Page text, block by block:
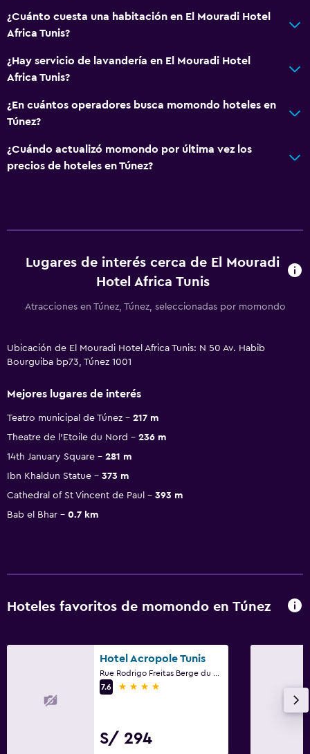
¿Cuánto cuesta una habitación en El Mouradi Hotel
Africa Tunis?
¿Hay servicio de lavandería en El Mouradi Hotel
Africa Tunis?
¿En cuántos operadores busca momondo hoteles en
Túnez?
¿Cuándo actualizó momondo por última vez los
precios de hoteles en Túnez?
Lugares de interés cerca de El Mouradi
Hotel Africa Tunis
Atracciones en Túnez, Túnez, seleccionadas por momondo
Ubicación de El Mouradi Hotel Africa Tunis: N 50 Av. Habib
Bourguiba bp73, Túnez 1001
Mejores lugares de interés
Teatro municipal de Túnez
217 m
Theatre de l'Etoile du Nord
236 m
14th January Square
281 m
Ibn Khaldun Statue
373 m
Cathedral of St Vincent de Paul
393 m
Bab el Bhar
0.7 km
Hoteles favoritos de momondo en Túnez
Hotel Acropole Tunis
7.6
4 estrellas
S/ 294